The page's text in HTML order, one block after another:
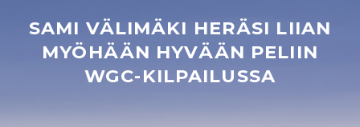
SAMI VÄLIMÄKI HERÄSI LIIAN
MYÖHÄÄN HYVÄÄN PELIIN
WGC-KILPAILUSSA